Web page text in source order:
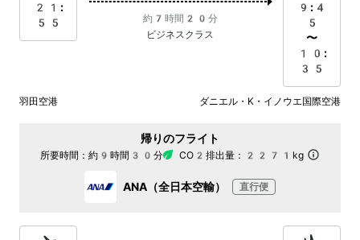
21:
55
約7時間20分
ビジネスクラス
9:4
5
〜
10:
35
羽田空港 ダニエル・K・イノウエ国際空港
帰りのフライト
所要時間： 約9時間30分 CO2排出量： 2271kg
ANA（全日本空輸） 直行便